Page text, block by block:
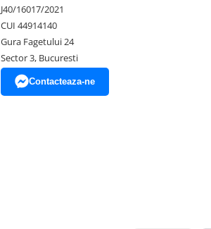
J40/16017/2021
CUI 44914140
Gura Fagetului 24
Sector 3, Bucuresti
Contacteaza-ne